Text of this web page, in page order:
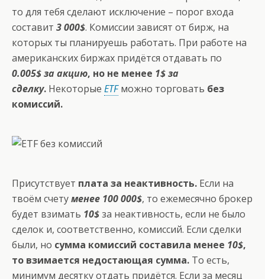
то для тебя сделают исключение – порог входа
составит 3 000$. Комиссии зависят от бирж, на
которых ты планируешь работать. При работе на
американских биржах придётся отдавать по
0.005$ за акцию, но не менее 1$ за
сделку. Некоторые ETFможно торговать без
комиссий.
Присутствует плата за неактивность. Если на
твоём счетуменее 100 000$, то ежемесячно брокер
будет взимать 10$за неактивность, если не было
сделок и, соответственно, комиссий. Если сделки
были, но сумма комиссий составила менее 10$,
то взимается недостающая сумма. То есть,
минимум десятку отдать придётся. Если за месяц